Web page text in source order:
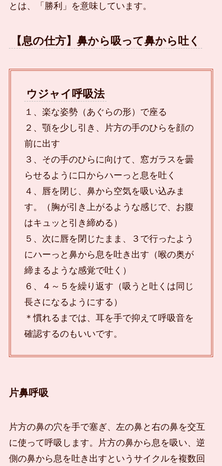
とは、「勝利」を意味しています。
【息の仕方】鼻から吸って鼻から吐く
ウジャイ呼吸法
１、楽な姿勢（あぐらの形）で座る
２、顎を少し引き、片方の手のひらを顔の
前に出す
３、その手のひらに向けて、窓ガラスを曇
らせるように口からハーっと息を吐く
４、唇を閉じ、鼻から空気を吸い込みま
す。（胸が引き上がるような感じで、お腹
はキュッと引き締める）
５、次に唇を閉じたまま、３で行ったよう
にハーっと鼻から息を吐き出す（喉の奥が
締まるような感覚で吐く）
６、４～５を繰り返す（吸うと吐くは同じ
長さになるようにする）
＊慣れるまでは、耳を手で抑えて呼吸音を
確認するのもいいです。
片鼻呼吸
片方の鼻の穴を手で塞ぎ、左の鼻と右の鼻を交互
に使って呼吸します。片方の鼻から息を吸い、逆
側の鼻から息を吐き出すというサイクルを複数回